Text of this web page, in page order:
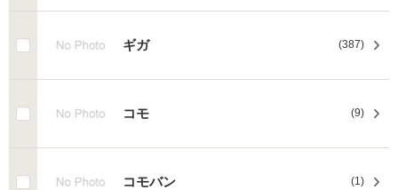
ギガ (387)
コモ (9)
コモバン (1)